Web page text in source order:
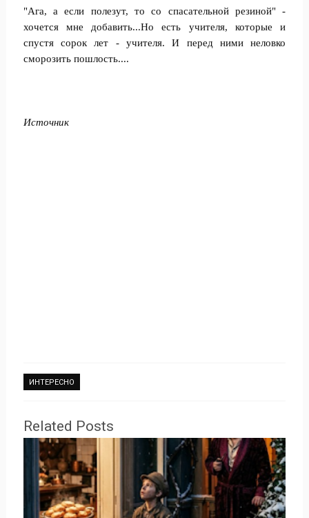
"Ага, а если полезут, то со спасательной резиной" -
хочется мне добавить...Но есть учителя, которые и
спустя сорок лет - учителя. И перед ними неловко
сморозить пошлость....
Источник
ИНТЕРЕСНО
Related Posts